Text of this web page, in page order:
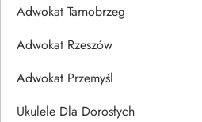
Adwokat Tarnobrzeg
Adwokat Rzeszów
Adwokat Przemyśl
Ukulele Dla Dorosłych